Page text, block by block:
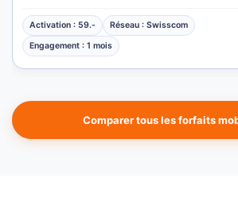
Activation : 59.-
Réseau : Swisscom
Engagement : 1 mois
Comparer tous les forfaits